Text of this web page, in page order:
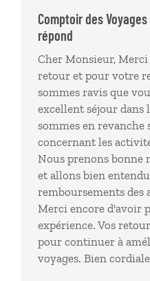
personne n’est venu…
lendemain avec les
Comptoir des
répond
Cher Monsieur,
retour et pour votre
sommes ravis que
excellent séjour dans
sommes en revanche
concernant les
Nous prenons bonne
et allons bien
remboursements des
Merci encore d'avoir
expérience. Vos
pour continuer à
voyages. Bien